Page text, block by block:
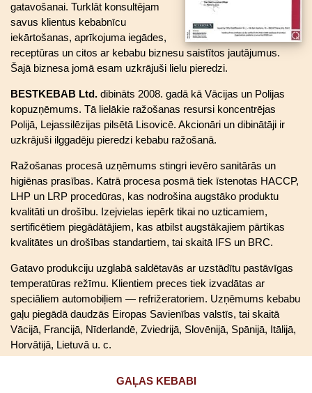
gatavošanai. Turklāt konsultējam
savus klientus kebabnīcu
iekārtošanas, aprīkojuma iegādes,
receptūras un citos ar kebabu biznesu saistītos jautājumus.
Šajā biznesa jomā esam uzkrājuši lielu pieredzi.
BESTKEBAB Ltd. dibināts 2008. gadā kā Vācijas un Polijas
kopuzņēmums. Tā lielākie ražošanas resursi koncentrējas
Polijā, Lejassilēzijas pilsētā Lisovicē. Akcionāri un dibinātāji ir
uzkrājuši ilggadēju pieredzi kebabu ražošanā.
Ražošanas procesā uzņēmums stingri ievēro sanitārās un
higiēnas prasības. Katrā procesa posmā tiek īstenotas HACCP,
LHP un LRP procedūras, kas nodrošina augstāko produktu
kvalitāti un drošību. Izejvielas iepērk tikai no uzticamiem,
sertificētiem piegādātājiem, kas atbilst augstākajiem pārtikas
kvalitātes un drošības standartiem, tai skaitā IFS un BRC.
Gatavo produkciju uzglabā saldētavās ar uzstādītu pastāvīgas
temperatūras režīmu. Klientiem preces tiek izvadātas ar
speciāliem automobiļiem — refrižeratoriem. Uzņēmums kebabu
gaļu piegādā daudzās Eiropas Savienības valstīs, tai skaitā
Vācijā, Francijā, Nīderlandē, Zviedrijā, Slovēnijā, Spānijā, Itālijā,
Horvātijā, Lietuvā u. c.
GAĻAS KEBABI